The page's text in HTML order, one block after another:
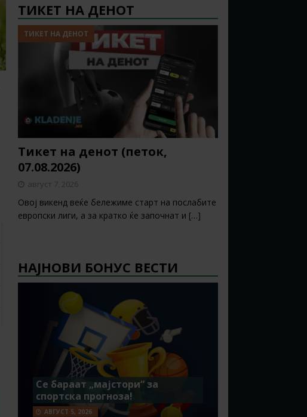
ТИКЕТ НА ДЕНОТ
ТИКЕТ НА ДЕНОТ
Тикет на денот (петок,
07.08.2026)
август 7, 2026
Овој викенд веќе бележиме старт на послабите
европски лиги, а за кратко ќе започнат и […]
НАЈНОВИ БОНУС ВЕСТИ
Се бараат „мајстори“ за
спортска прогноза!
АВГУСТ 5, 2026